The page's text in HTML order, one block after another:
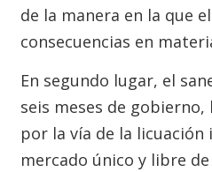
de la manera en la que
consecuencias en
En segundo lugar, el
seis meses de gobierno,
por la vía de la
mercado único y libre